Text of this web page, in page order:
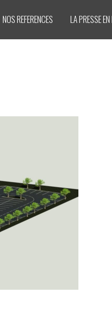
NOS REFERENCES LA PRESSE